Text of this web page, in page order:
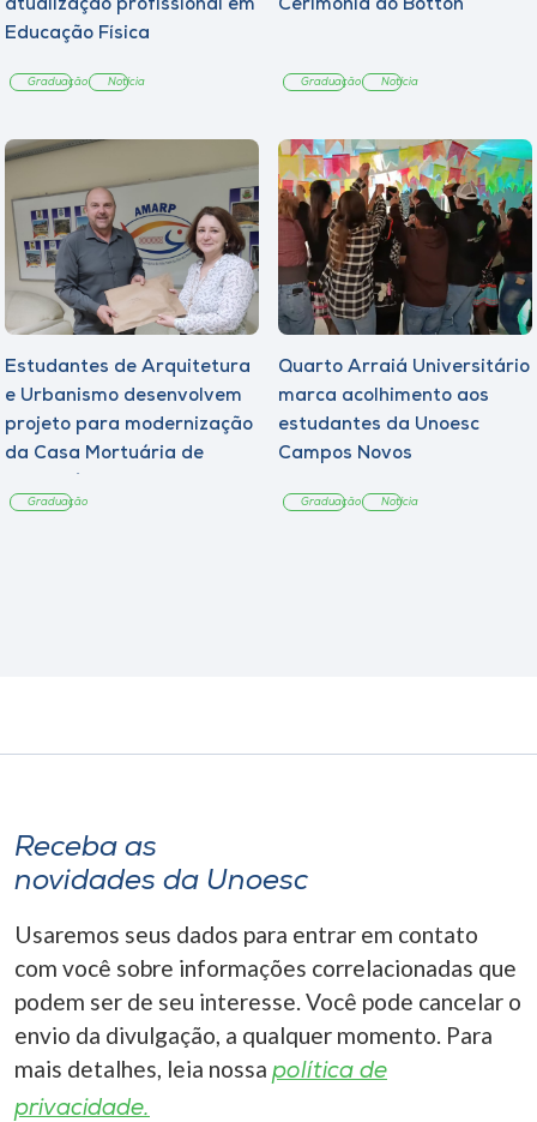
atualização profissional em
Educação Física
Graduação Notícia
Cerimônia do Botton
Graduação Notícia
Estudantes de Arquitetura
e Urbanismo desenvolvem
projeto para modernização
da Casa Mortuária de
Graduação
Quarto Arraiá Universitário
marca acolhimento aos
estudantes da Unoesc
Campos Novos
Graduação Notícia
Receba as
novidades da Unoesc
Usaremos seus dados para entrar em contato
com você sobre informações correlacionadas que
podem ser de seu interesse. Você pode cancelar o
envio da divulgação, a qualquer momento. Para
mais detalhes, leia nossa política de
privacidade.